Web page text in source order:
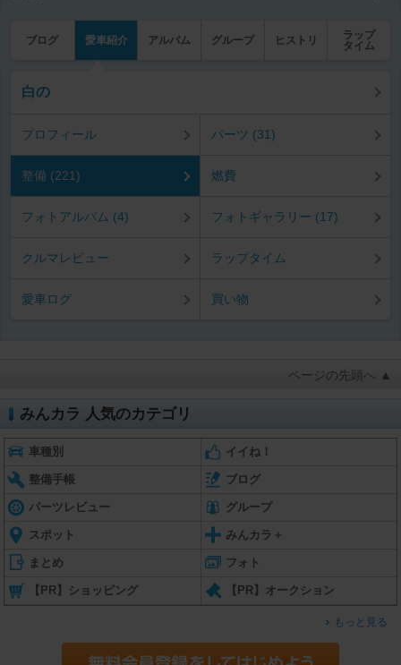
ブログ 愛車紹介 アルバム グループ ヒストリ
ラップ
タイム
白の
プロフィール パーツ (31)
整備 (221) 燃費
フォトアルバム (4) フォトギャラリー (17)
クルマレビュー ラップタイム
愛車ログ 買い物
ページの先頭へ ▲
みんカラ 人気のカテゴリ
車種別 イイね！
整備手帳 ブログ
パーツレビュー グループ
スポット みんカラ＋
まとめ フォト
【PR】ショッピング 【PR】オークション
もっと見る